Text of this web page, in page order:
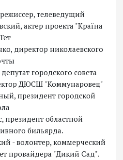
телеведущий
актер проекта "Країна
директор николаевского
городского совета
ДЮСШ "Коммунаровец"
президент городской
президент областной
бильярда.
- волонтер, коммерческий
провайдера "Дикий Сад".